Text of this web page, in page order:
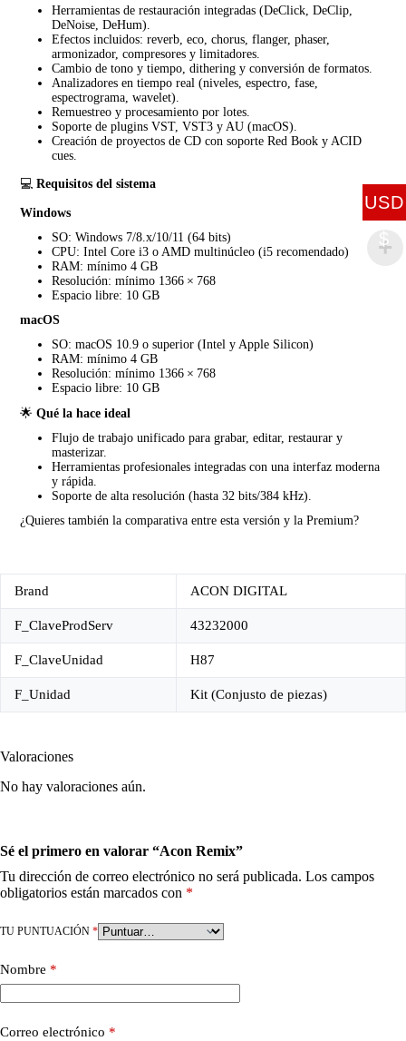
Herramientas de restauración integradas (DeClick, DeClip,
DeNoise, DeHum).
Efectos incluidos: reverb, eco, chorus, flanger, phaser,
armonizador, compresores y limitadores.
Cambio de tono y tiempo, dithering y conversión de formatos.
Analizadores en tiempo real (niveles, espectro, fase,
espectrograma, wavelet).
Remuestreo y procesamiento por lotes.
Soporte de plugins VST, VST3 y AU (macOS).
Creación de proyectos de CD con soporte Red Book y ACID
cues.
💻Requisitos del sistema
Windows
SO: Windows 7/8.x/10/11 (64 bits)
CPU: Intel Core i3 o AMD multinúcleo (i5 recomendado)
RAM: mínimo 4 GB
Resolución: mínimo 1366 × 768
Espacio libre: 10 GB
macOS
SO: macOS 10.9 o superior (Intel y Apple Silicon)
RAM: mínimo 4 GB
Resolución: mínimo 1366 × 768
Espacio libre: 10 GB
🌟Qué la hace ideal
Flujo de trabajo unificado para grabar, editar, restaurar y
masterizar.
Herramientas profesionales integradas con una interfaz moderna
y rápida.
Soporte de alta resolución (hasta 32 bits/384 kHz).
¿Quieres también la comparativa entre esta versión y la Premium?
Brand ACON DIGITAL
F_ClaveProdServ 43232000
F_ClaveUnidad H87
F_Unidad Kit (Conjusto de piezas)
Valoraciones
No hay valoraciones aún.
Sé el primero en valorar “Acon Remix”
Tu dirección de correo electrónico no será publicada. Los campos
obligatorios están marcados con *
TU PUNTUACIÓN *
Nombre *
Correo electrónico *
USD
$